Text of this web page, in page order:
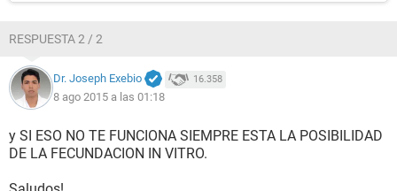
RESPUESTA 2 / 2
Dr. Joseph Exebio 16.358
8 ago 2015 a las 01:18
y SI ESO NO TE FUNCIONA SIEMPRE ESTA LA POSIBILIDAD
DE LA FECUNDACION IN VITRO.